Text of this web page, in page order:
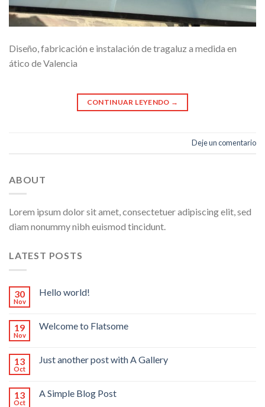
Diseño, fabricación e instalación de tragaluz a medida en
ático de Valencia
CONTINUAR LEYENDO →
Deje un comentario
ABOUT
Lorem ipsum dolor sit amet, consectetuer adipiscing elit, sed
diam nonummy nibh euismod tincidunt.
LATEST POSTS
30
Nov
Hello world!
19
Nov
Welcome to Flatsome
13
Oct
Just another post with A Gallery
13
Oct
A Simple Blog Post